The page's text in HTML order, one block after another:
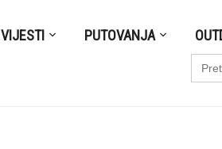
VIJESTI PUTOVANJA
for: